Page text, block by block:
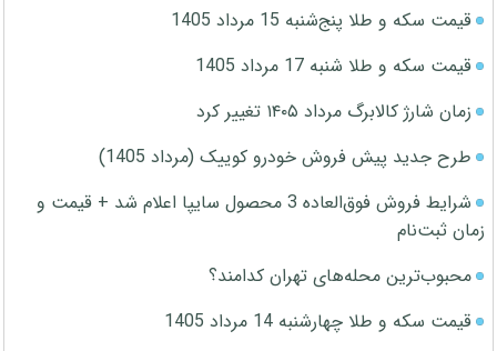
قیمت سکه و طلا پنج‌شنبه 15 مرداد 1405
قیمت سکه و طلا شنبه 17 مرداد 1405
زمان شارژ کالابرگ مرداد ۱۴۰۵ تغییر کرد
طرح جدید پیش فروش خودرو کوییک (مرداد 1405)
شرایط فروش فوق‌العاده 3 محصول سایپا اعلام شد + قیمت و
زمان ثبت‌نام
محبوب‌ترین محله‌های تهران کدامند؟
قیمت سکه و طلا چهارشنبه 14 مرداد 1405